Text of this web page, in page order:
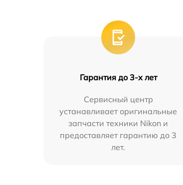
Гарантия до 3-х лет
Сервисный центр
устанавливает оригинальные
запчасти техники Nikon и
предоставляет гарантию до 3
лет.